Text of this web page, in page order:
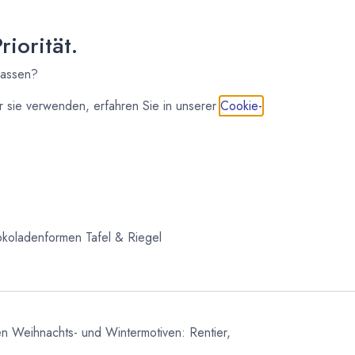
Tafel & Riegel
Weihnachts- und Wintermotiven: Rentier,
verwenden, erfahren Sie in unserer Cookie-